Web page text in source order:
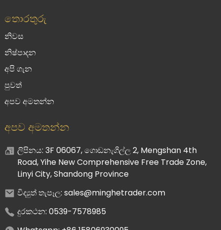
තොරතුරු
නිවස
නිෂ්පාදන
අපි ගැන
පුවත්
අපව අමතන්න
අපව අමතන්න
ලිපිනය: 3F 06067, ගොඩනැගිල්ල 2, Mengshan 4th
Road, Yihe New Comprehensive Free Trade Zone,
Linyi City, Shandong Province
විද්‍යුත් තැපෑල: sales@minghetrader.com
දුරකථන: 0539-7578985